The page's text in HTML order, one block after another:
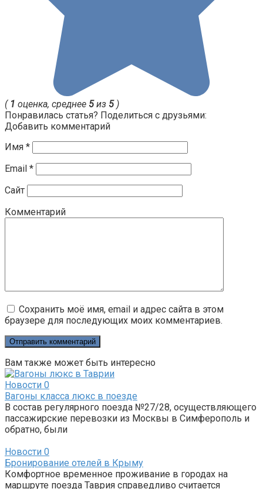
( 1 оценка, среднее 5из 5)
Понравилась статья? Поделиться с друзьями:
Добавить комментарий
Имя *
Email *
Сайт
Комментарий
Сохранить моё имя, email и адрес сайта в этом
браузере для последующих моих комментариев.
Вам также может быть интересно
Новости 0
Вагоны класса люкс в поезде
В состав регулярного поезда №27/28, осуществляющего
пассажирские перевозки из Москвы в Симферополь и
обратно, были
Новости 0
Бронирование отелей в Крыму
Комфортное временное проживание в городах на
маршруте поезда Таврия справедливо считается